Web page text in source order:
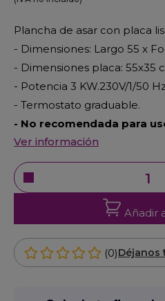
Plancha de asar con placa
- Dimensiones: Largo 55 x
- Dimensiones placa: 55x35
- Potencia 3 KW.230V/1/50
- Termostato graduable.
- No recomendada para
Ver información
Añadir
(0)Déjanos